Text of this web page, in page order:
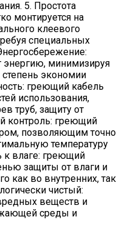
5. Простота
монтируется на
клеевого
специальных
энергию, минимизируя
экономии
греющий кабель
использования,
труб, защиту от
контроль: греющий
позволяющим точно
температуру
к влаге: греющий
защиты от влаги и
как во внутренних, так
чистый:
веществ и
среды и